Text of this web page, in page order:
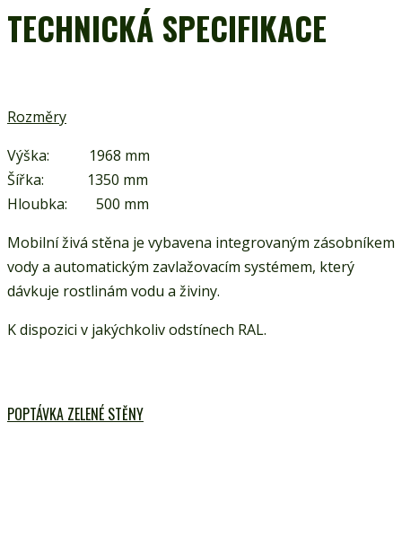
TECHNICKÁ SPECIFIKACE
Rozměry
Výška: 1968 mm
Šířka: 1350 mm
Hloubka: 500 mm
Mobilní živá stěna je vybavena integrovaným zásobníkem
vody a automatickým zavlažovacím systémem, který
dávkuje rostlinám vodu a živiny.
K dispozici v jakýchkoliv odstínech RAL.
POPTÁVKA ZELENÉ STĚNY